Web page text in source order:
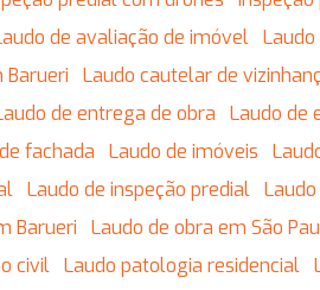
Laudo de avaliação de imóvel
Barueri
Laudo cautelar de
Laudo de entrega de obra Laudo
de fachada Laudo de imóveis
Laudo de inspeção predial
Barueri Laudo de obra em São
civil
Laudo patologia residencial